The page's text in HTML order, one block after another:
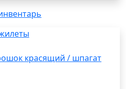
красящий / шпагат